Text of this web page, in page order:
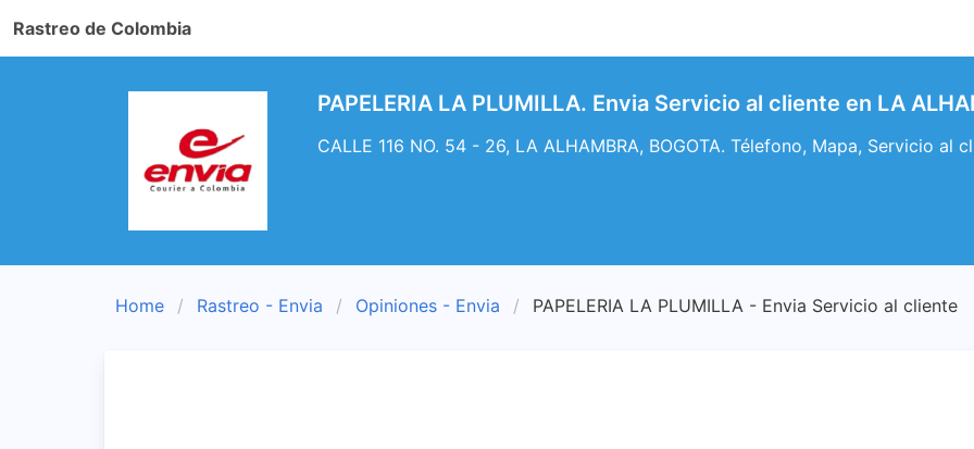
Rastreo de Colombia
PAPELERIA LA PLUMILLA. Envia Servicio al cliente en LA
CALLE 116 NO. 54 - 26, LA ALHAMBRA, BOGOTA. Télefono, Mapa, Servicio al
Home Rastreo - Envia Opiniones - Envia PAPELERIA LA PLUMILLA - Envia Servicio al cliente